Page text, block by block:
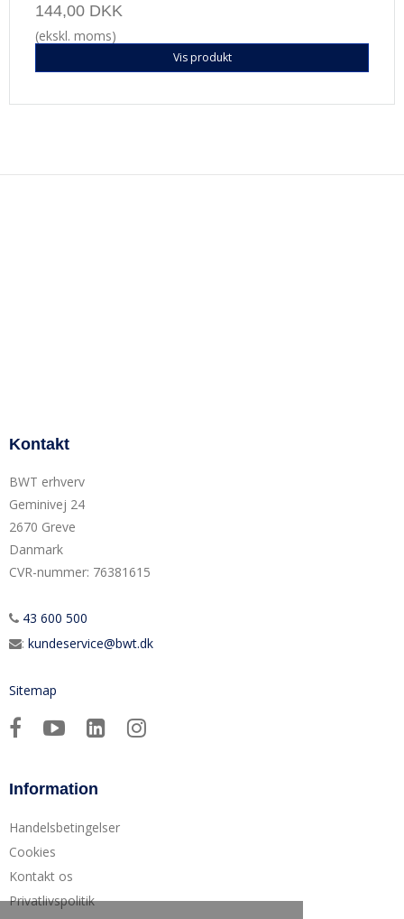
144,00 DKK
(ekskl. moms)
Vis produkt
Kontakt
BWT erhverv
Geminivej 24
2670 Greve
Danmark
CVR-nummer: 76381615
43 600 500
: kundeservice@bwt.dk
Sitemap
Information
Handelsbetingelser
Cookies
Kontakt os
Privatlivspolitik